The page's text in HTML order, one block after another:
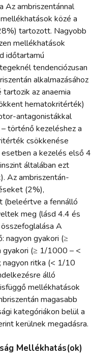
Az ambriszentánnal
közé a
tartozott. Nagyobb
mellékhatások
időtartamú
tendenciózusan
alkalmazásához
az anaemia
hematokritérték)
antagonistákkal
történő kezeléshez a
csökkenése
a kezelés első 4
általában ezt
Az ambriszentán-
(2%),
(beleértve a fennálló
meg (lásd 4.4 és
A
nagyon gyakori (≥
(≥ 1/1000 – <
ritka (< 1/10
álló
mellékhatások
magasabb
kategóriákon belül a
kerülnek megadásra.
Mellékhatás(ok)